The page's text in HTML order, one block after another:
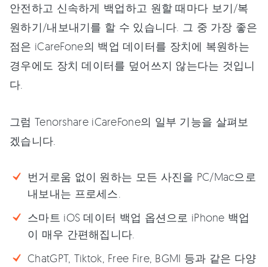
안전하고 신속하게 백업하고 원할 때마다 보기/복
원하기/내보내기를 할 수 있습니다. 그 중 가장 좋은
점은 iCareFone의 백업 데이터를 장치에 복원하는
경우에도 장치 데이터를 덮어쓰지 않는다는 것입니
다.
그럼 Tenorshare iCareFone의 일부 기능을 살펴보
겠습니다.
번거로움 없이 원하는 모든 사진을 PC/Mac으로
내보내는 프로세스.
스마트 iOS 데이터 백업 옵션으로 iPhone 백업
이 매우 간편해집니다.
ChatGPT, Tiktok, Free Fire, BGMI 등과 같은 다양